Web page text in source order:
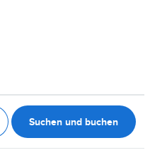
Suchen und buchen